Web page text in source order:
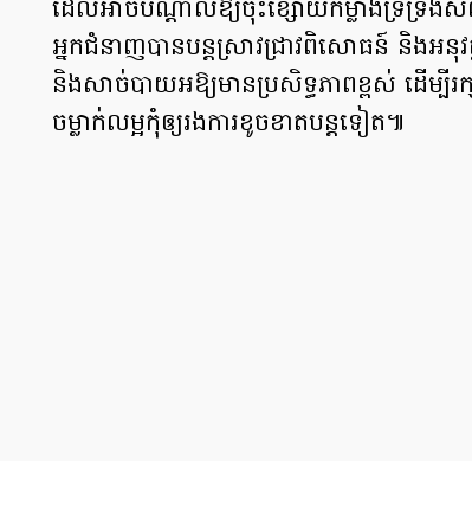
ដែលអាចបណ្តាលឱ្យចុះខ្សោយកម្លាំងទ្រទ្រង់សំណ
អ្នកជំនាញបានបន្តស្រាវជ្រាវពិសោធន៍ និងអនុ
និងសាច់បាយអឱ្យមានប្រសិទ្ធភាពខ្ពស់ ដើម្បីរក្
ចម្លាក់លម្អកុំឲ្យរងការខូចខាតបន្តទៀត៕